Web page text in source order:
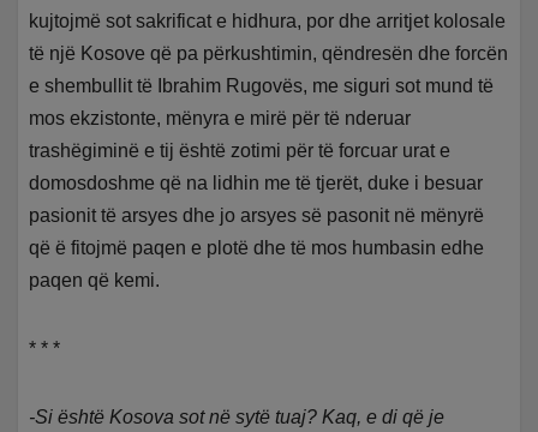
kujtojmë sot sakrificat e hidhura, por dhe arritjet kolosale
të një Kosove që pa përkushtimin, qëndresën dhe forcën
e shembullit të Ibrahim Rugovës, me siguri sot mund të
mos ekzistonte, mënyra e mirë për të nderuar
trashëgiminë e tij është zotimi për të forcuar urat e
domosdoshme që na lidhin me të tjerët, duke i besuar
pasionit të arsyes dhe jo arsyes së pasonit në mënyrë
që ë fitojmë paqen e plotë dhe të mos humbasin edhe
paqen që kemi.
* * *
-Si është Kosova sot në sytë tuaj? Kaq, e di që je